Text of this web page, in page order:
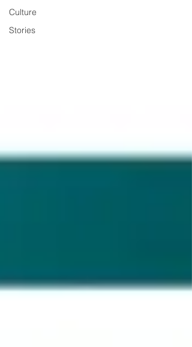
Culture
Stories